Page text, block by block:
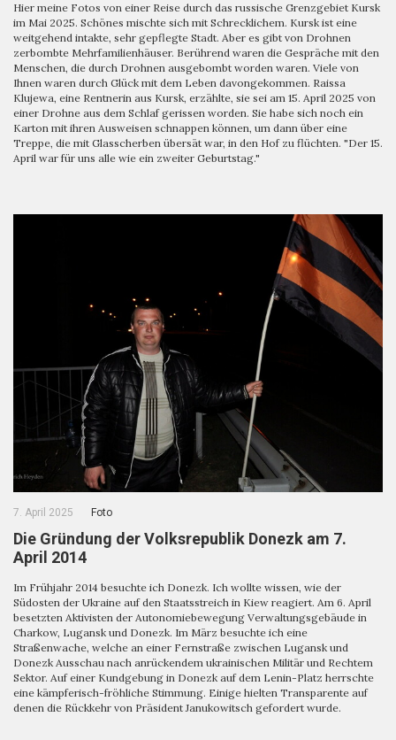
Hier meine Fotos von einer Reise durch das russische Grenzgebiet Kursk
im Mai 2025. Schönes mischte sich mit Schrecklichem. Kursk ist eine
weitgehend intakte, sehr gepflegte Stadt. Aber es gibt von Drohnen
zerbombte Mehrfamilienhäuser. Berührend waren die Gespräche mit den
Menschen, die durch Drohnen ausgebombt worden waren. Viele von
Ihnen waren durch Glück mit dem Leben davongekommen. Raissa
Klujewa, eine Rentnerin aus Kursk, erzählte, sie sei am 15. April 2025 von
einer Drohne aus dem Schlaf gerissen worden. Sie habe sich noch ein
Karton mit ihren Ausweisen schnappen können, um dann über eine
Treppe, die mit Glasscherben übersät war, in den Hof zu flüchten. "Der 15.
April war für uns alle wie ein zweiter Geburtstag."
7. April 2025 Foto
Die Gründung der Volksrepublik Donezk am 7.
April 2014
Im Frühjahr 2014 besuchte ich Donezk. Ich wollte wissen, wie der
Südosten der Ukraine auf den Staatsstreich in Kiew reagiert. Am 6. April
besetzten Aktivisten der Autonomiebewegung Verwaltungsgebäude in
Charkow, Lugansk und Donezk. Im März besuchte ich eine
Straßenwache, welche an einer Fernstraße zwischen Lugansk und
Donezk Ausschau nach anrückendem ukrainischen Militär und Rechtem
Sektor. Auf einer Kundgebung in Donezk auf dem Lenin-Platz herrschte
eine kämpferisch-fröhliche Stimmung. Einige hielten Transparente auf
denen die Rückkehr von Präsident Janukowitsch gefordert wurde.